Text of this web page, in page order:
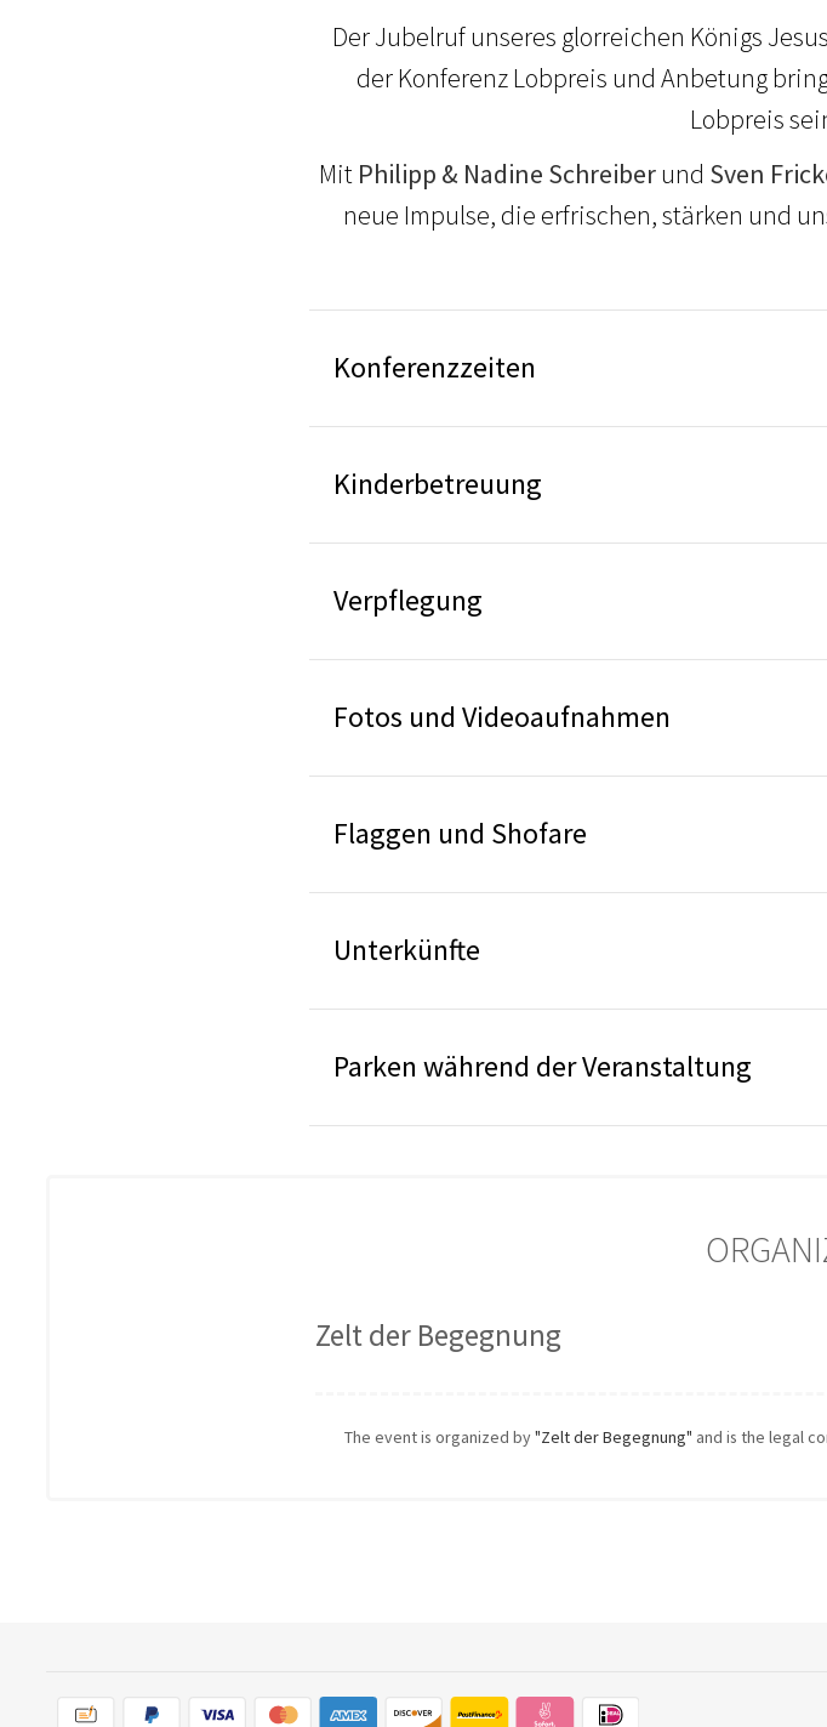
Der Jubelruf unseres glorreichen Königs
der Konferenz Lobpreis und Anbetung
Lobpreis
Mit Philipp & Nadine Schreiberund Sven
neue Impulse, die erfrischen, stärken und
Konferenzzeiten
Kinderbetreuung
Verpflegung
Fotos und Videoaufnahmen
Flaggen und Shofare
Unterkünfte
Parken während der Veranstaltung
Zelt der Begegnung
The event is organized by"Zelt der Begegnung" and is the legal